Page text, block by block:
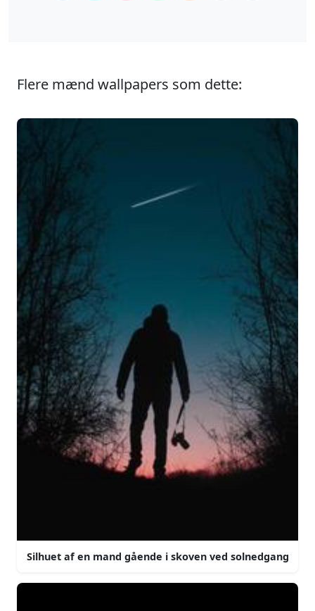
Flere mænd wallpapers som dette:
Silhuet af en mand gående i skoven ved solnedgang